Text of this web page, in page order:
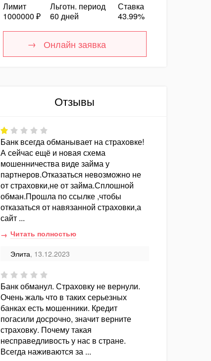
Лимит
1000000 ₽
Льготн. период
60 дней
Ставка
43.99%
Онлайн заявка
Отзывы
Банк всегда обманывает на страховке!
А сейчас ещё и новая схема
мошенничества виде займа у
партнеров.Отказаться невозможно не
от страховки,не от займа.Сплошной
обман.Прошла по ссылке ,чтобы
отказаться от навязанной страховки,а
сайт ...
Читать полностью
Элита, 13.12.2023
Банк обманул. Страховку не вернули.
Очень жаль что в таких серьезных
банках есть мошенники. Кредит
погасили досрочно, значит верните
страховку. Почему такая
несправедливость у нас в стране.
Всегда наживаются за ...